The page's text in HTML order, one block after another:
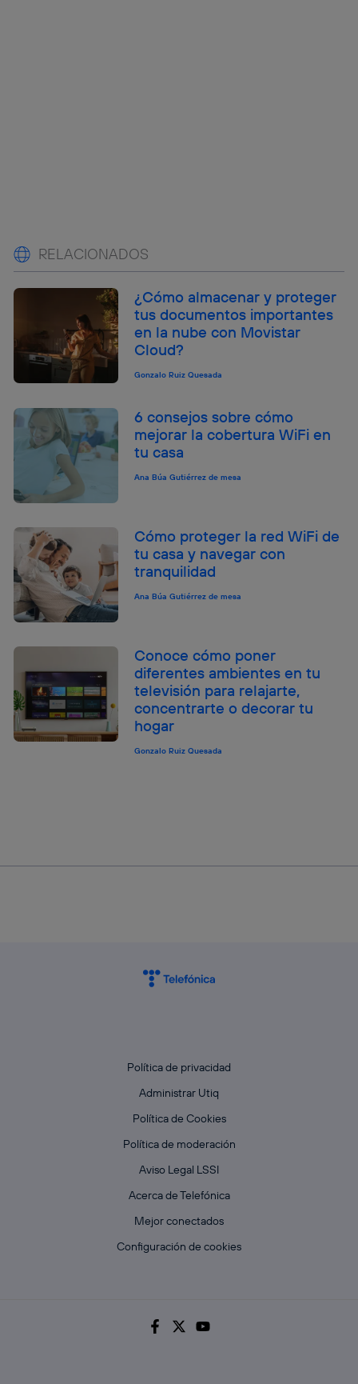
RELACIONADOS
¿Cómo almacenar y proteger
tus documentos importantes
en la nube con Movistar
Cloud?
Gonzalo Ruiz Quesada
6 consejos sobre cómo
mejorar la cobertura WiFi en
tu casa
Ana Búa Gutiérrez de mesa
Cómo proteger la red WiFi de
tu casa y navegar con
tranquilidad
Ana Búa Gutiérrez de mesa
Conoce cómo poner
diferentes ambientes en tu
televisión para relajarte,
concentrarte o decorar tu
hogar
Gonzalo Ruiz Quesada
Política de privacidad
Administrar Utiq
Política de Cookies
Política de moderación
Aviso Legal LSSI
Acerca de Telefónica
Mejor conectados
Configuración de cookies